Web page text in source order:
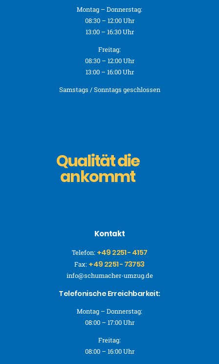
Montag – Donnerstag:
08:30 – 12:00 Uhr
13:00 – 16:30 Uhr
Freitag:
08:30 – 12:00 Uhr
13:00 – 16:00 Uhr
Samstags / Sonntags geschlossen
Qualität die
ankommt
Kontakt
Telefon: +49 2251 - 4157
Fax: +49 2251 - 73753
info@schumacher-umzug.de
Telefonische Erreichbarkeit:
Montag – Donnerstag:
08:00 – 17:00 Uhr
Freitag:
08:00 – 16:00 Uhr